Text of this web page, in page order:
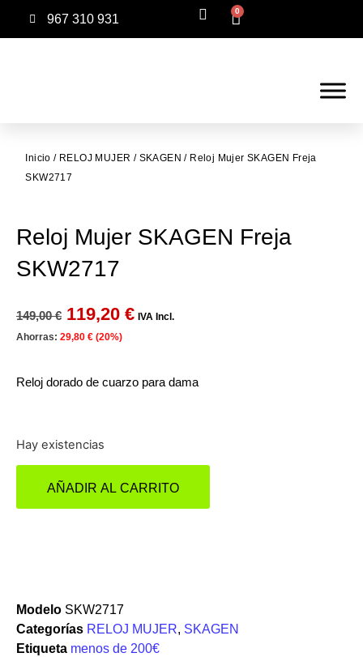
967 310 931
0
Inicio / RELOJ MUJER / SKAGEN / Reloj Mujer SKAGEN Freja
SKW2717
Reloj Mujer SKAGEN Freja
SKW2717
149,00€ 119,20 € IVA Incl.
Ahorras: 29,80 € (20%)
Reloj dorado de cuarzo para dama
Hay existencias
AÑADIR AL CARRITO
Modelo SKW2717
Categorías RELOJ MUJER, SKAGEN
Etiqueta menos de 200€